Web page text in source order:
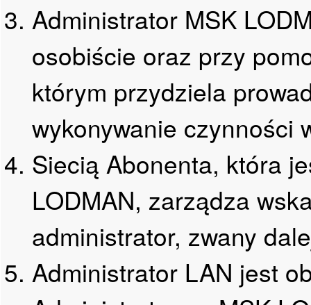
Administrator MSK
osobiście oraz przy
którym przydziela
wykonywanie czynności
Siecią Abonenta, która
LODMAN, zarządza
administrator, zwany
Administrator LAN jest